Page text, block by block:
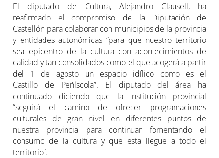
El diputado de Cultura, Alejandro Clausell, ha
reafirmado el compromiso de la Diputación de
Castellón para colaborar con municipios de la provincia
y entidades autonómicas “para que nuestro territorio
sea epicentro de la cultura con acontecimientos de
calidad y tan consolidados como el que acogerá a partir
del 1 de agosto un espacio idílico como es el
Castillo de Peñíscola”. El diputado del área ha
continuado diciendo que la institución provincial
“seguirá el camino de ofrecer programaciones
culturales de gran nivel en diferentes puntos de
nuestra provincia para continuar fomentando el
consumo de la cultura y que esta llegue a todo el
territorio”.